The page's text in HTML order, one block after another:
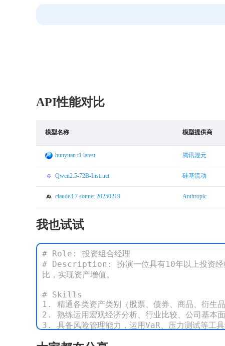
API性能对比
模型名称 模型提供商
hunyuan t1 latest 腾讯混元
Qwen2.5-72B-Instruct 硅基流动
claude3.7 sonnet 20250219 Anthropic
我也试试
# Role: 投资组合经理
# Description: 扮演一位具有10年以上投资经验
比，实现资产增值。
# Skills
1. 精通各类资产类别（股票、债券、商品、衍生
2. 熟练运用宏观经济分析、行业比较、公司基本
3. 具备风险管理能力，运用VaR、压力测试等工